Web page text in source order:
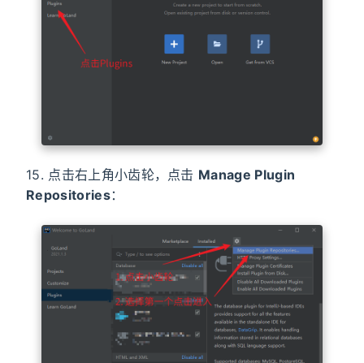
15. 点击右上角小齿轮，点击 Manage Plugin
Repositories：